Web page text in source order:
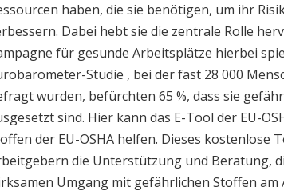
haben, die sie benötigen, um ihr
Dabei hebt sie die zentrale Rolle
für gesunde Arbeitsplätze hierbei
Studie , bei der fast 28 000
wurden, befürchten 65 %, dass sie
sind. Hier kann das E-Tool der EU-
der EU-OSHA helfen. Dieses kostenlose
die Unterstützung und Beratung,
Umgang mit gefährlichen Stoffen am